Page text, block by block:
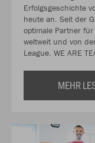
Erfolgsgeschichte
heute an. Seit der
optimale Partner
weltweit und von
League. WE ARE
MEHR